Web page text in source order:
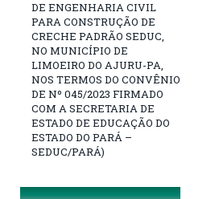
DE ENGENHARIA CIVIL
PARA CONSTRUÇÃO DE
CRECHE PADRÃO SEDUC,
NO MUNICÍPIO DE
LIMOEIRO DO AJURU-PA,
NOS TERMOS DO CONVÊNIO
DE Nº 045/2023 FIRMADO
COM A SECRETARIA DE
ESTADO DE EDUCAÇÃO DO
ESTADO DO PARÁ –
SEDUC/PARÁ)